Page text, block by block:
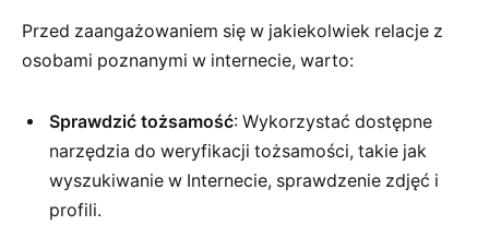
Przed zaangażowaniem się w jakiekolwiek relacje z
osobami poznanymi w internecie, warto:
Sprawdzić tożsamość: Wykorzystać dostępne
narzędzia do weryfikacji tożsamości, takie jak
wyszukiwanie w Internecie, sprawdzenie zdjęć i
profili.